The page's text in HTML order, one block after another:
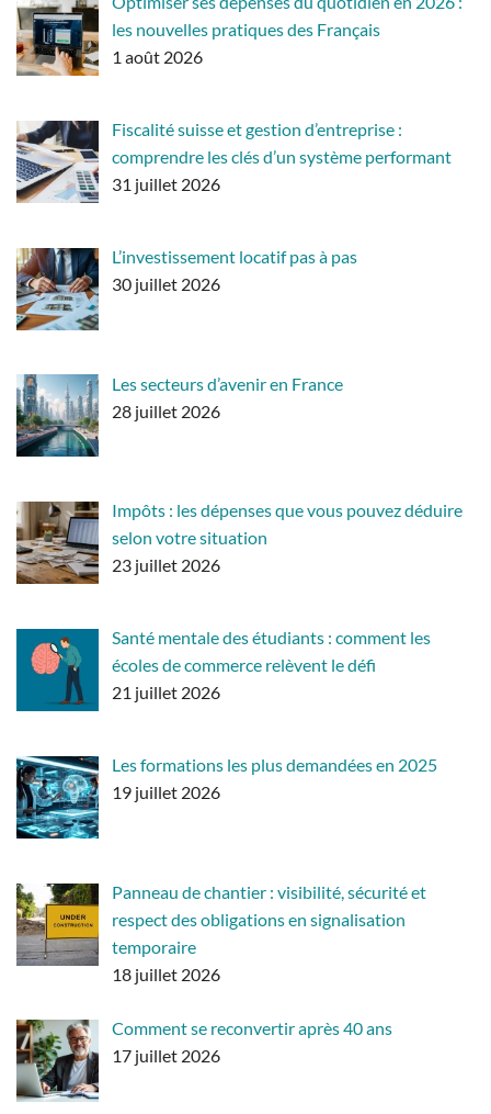
les nouvelles pratiques des Français
1 août 2026
Fiscalité suisse et gestion d’entreprise :
comprendre les clés d’un système performant
31 juillet 2026
L’investissement locatif pas à pas
30 juillet 2026
Les secteurs d’avenir en France
28 juillet 2026
Impôts : les dépenses que vous pouvez déduire
selon votre situation
23 juillet 2026
Santé mentale des étudiants : comment les
écoles de commerce relèvent le défi
21 juillet 2026
Les formations les plus demandées en 2025
19 juillet 2026
Panneau de chantier : visibilité, sécurité et
respect des obligations en signalisation
temporaire
18 juillet 2026
Comment se reconvertir après 40 ans
17 juillet 2026